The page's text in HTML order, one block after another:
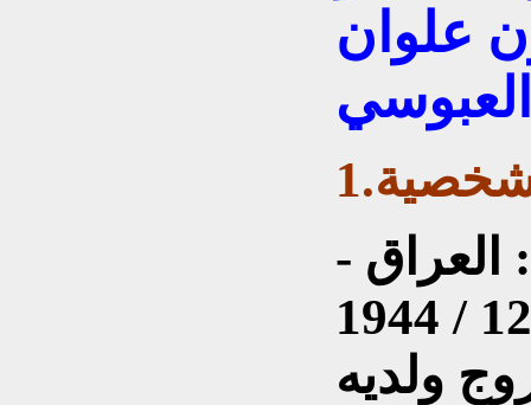
علوان
العراق -
ولديه